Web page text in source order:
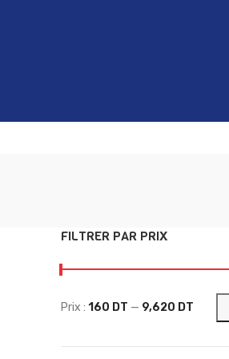
FILTRER PAR PRIX
Prix : 160 DT — 9,620 DT